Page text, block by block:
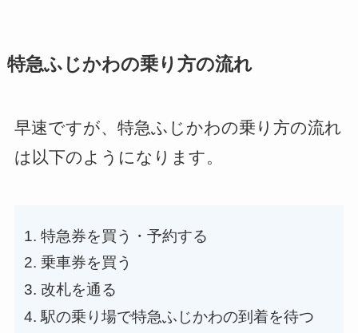
特急ふじかわの乗り方の流れ
早速ですが、特急ふじかわの乗り方の流れ
は以下のようになります。
特急券を買う・予約する
乗車券を買う
改札を通る
駅の乗り場で特急ふじかわの到着を待つ